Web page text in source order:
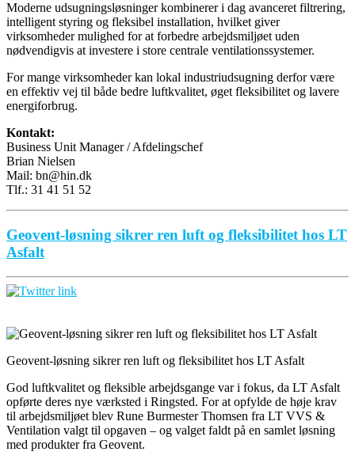
Moderne udsugningsløsninger kombinerer i dag avanceret filtrering,
intelligent styring og fleksibel installation, hvilket giver
virksomheder mulighed for at forbedre arbejdsmiljøet uden
nødvendigvis at investere i store centrale ventilationssystemer.
For mange virksomheder kan lokal industriudsugning derfor være
en effektiv vej til både bedre luftkvalitet, øget fleksibilitet og lavere
energiforbrug.
Kontakt:
Business Unit Manager / Afdelingschef
Brian Nielsen
Mail: bn@hin.dk
Tlf.: 31 41 51 52
Geovent-løsning sikrer ren luft og fleksibilitet hos LT
Asfalt
Geovent-løsning sikrer ren luft og fleksibilitet hos LT Asfalt
God luftkvalitet og fleksible arbejdsgange var i fokus, da LT Asfalt
opførte deres nye værksted i Ringsted. For at opfylde de høje krav
til arbejdsmiljøet blev Rune Burmester Thomsen fra LT VVS &
Ventilation valgt til opgaven – og valget faldt på en samlet løsning
med produkter fra Geovent.